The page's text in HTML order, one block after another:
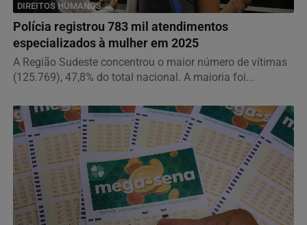
DIREITOS HUMANOS
Polícia registrou 783 mil atendimentos
especializados à mulher em 2025
A Região Sudeste concentrou o maior número de vítimas
(125.769), 47,8% do total nacional. A maioria foi...